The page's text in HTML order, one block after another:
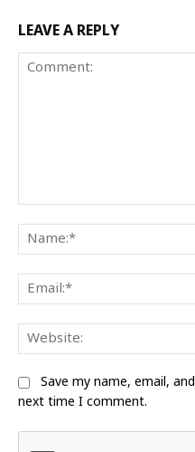
LEAVE A REPLY
Save my name, email,
next time I comment.